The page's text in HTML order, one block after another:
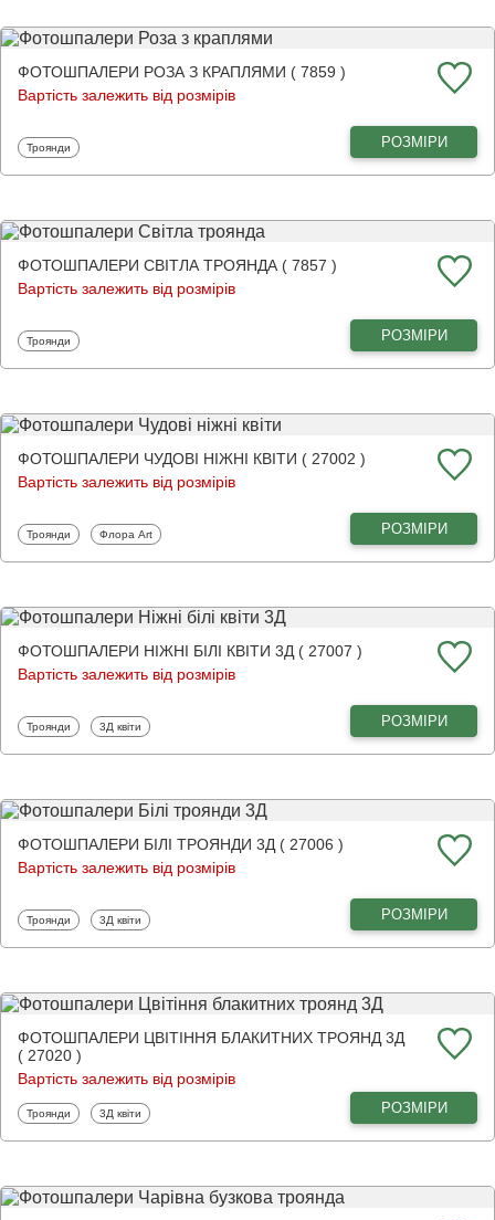
ФОТОШПАЛЕРИ РОЗА З КРАПЛЯМИ ( 7859 )
Вартість залежить від розмірів
Фотошпалери
Троянди РОЗМІРИ
ФОТОШПАЛЕРИ СВІТЛА ТРОЯНДА ( 7857 )
Вартість залежить від розмірів
Фотошпалери
Троянди РОЗМІРИ
ФОТОШПАЛЕРИ ЧУДОВІ НІЖНІ КВІТИ ( 27002 )
Вартість залежить від розмірів
Фотошпалери
Троянди Фотошпалери
Флора Art РОЗМІРИ
ФОТОШПАЛЕРИ НІЖНІ БІЛІ КВІТИ 3Д ( 27007 )
Вартість залежить від розмірів
Фотошпалери
Троянди Фотошпалери
3Д квіти РОЗМІРИ
ФОТОШПАЛЕРИ БІЛІ ТРОЯНДИ 3Д ( 27006 )
Вартість залежить від розмірів
Фотошпалери
Троянди Фотошпалери
3Д квіти РОЗМІРИ
ФОТОШПАЛЕРИ ЦВІТІННЯ БЛАКИТНИХ ТРОЯНД 3Д
( 27020 )
Вартість залежить від розмірів
Фотошпалери
Троянди Фотошпалери
3Д квіти РОЗМІРИ